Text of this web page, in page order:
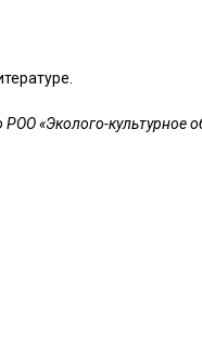
«Эколого-культурное